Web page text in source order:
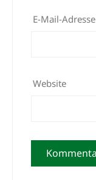
E-Mail-Adresse
Website